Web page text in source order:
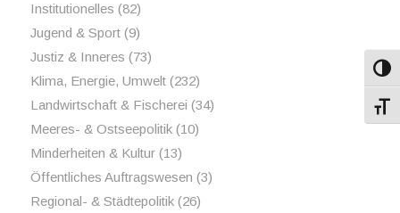
Institutionelles (82)
Jugend & Sport(9)
Justiz & Inneres (73)
Klima, Energie, Umwelt(232)
Landwirtschaft & Fischerei (34)
Meeres- & Ostseepolitik(10)
Minderheiten & Kultur(13)
Öffentliches Auftragswesen (3)
Regional- & Städtepolitik(26)